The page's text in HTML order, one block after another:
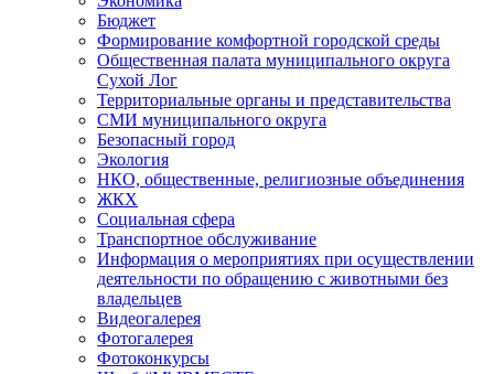
Бюджет
Формирование комфортной городской среды
Общественная палата муниципального округа
Сухой Лог
Территориальные органы и представительства
СМИ муниципального округа
Безопасный город
Экология
НКО, общественные, религиозные объединения
ЖКХ
Социальная сфера
Транспортное обслуживание
Информация о мероприятиях при осуществлении
деятельности по обращению с животными без
владельцев
Видеогалерея
Фотогалерея
Фотоконкурсы